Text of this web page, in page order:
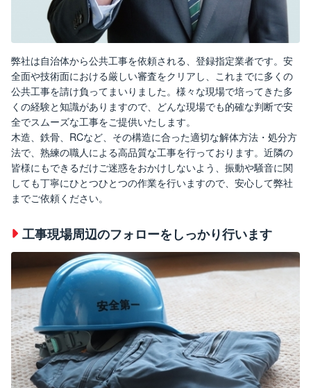
弊社は自治体から公共工事を依頼される、登録指定業者です。安
全面や技術面における厳しい審査をクリアし、これまでに多くの
公共工事を請け負ってまいりました。様々な現場で培ってきた多
くの経験と知識がありますので、どんな現場でも的確な判断で安
全でスムーズな工事をご提供いたします。
木造、鉄骨、RCなど、その構造に合った適切な解体方法・処分方
法で、熟練の職人による高品質な工事を行っております。近隣の
皆様にもできるだけご迷惑をおかけしないよう、振動や騒音に関
しても丁寧にひとつひとつの作業を行いますので、安心して弊社
までご依頼ください。
工事現場周辺のフォローをしっかり行います